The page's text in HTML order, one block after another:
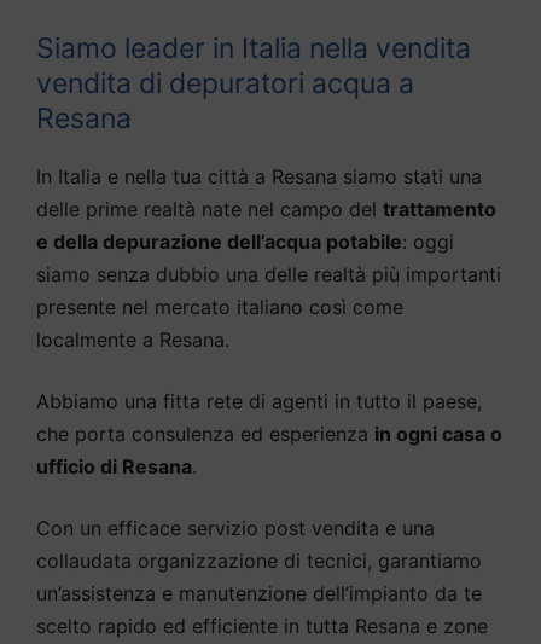
Siamo leader in Italia nella vendita
vendita di depuratori acqua a
Resana
In Italia e nella tua città a Resana siamo stati una
delle prime realtà nate nel campo del trattamento
e della depurazione dell’acqua potabile: oggi
siamo senza dubbio una delle realtà più importanti
presente nel mercato italiano così come
localmente a Resana.
Abbiamo una fitta rete di agenti in tutto il paese,
che porta consulenza ed esperienza in ogni casa o
ufficio di Resana.
Con un efficace servizio post vendita e una
collaudata organizzazione di tecnici, garantiamo
un’assistenza e manutenzione dell’impianto da te
scelto rapido ed efficiente in tutta Resana e zone